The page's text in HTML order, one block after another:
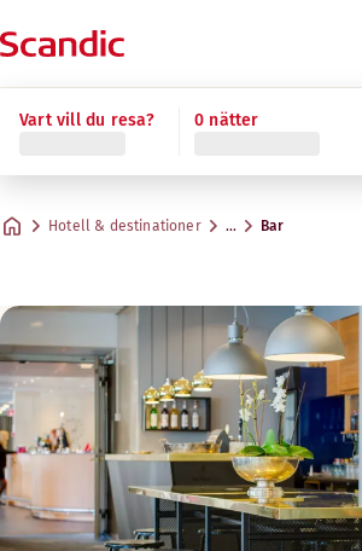
Vart vill du resa? 0 nätter
Hotell & destinationer … Bar